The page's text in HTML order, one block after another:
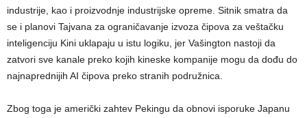
industrije, kao i proizvodnje industrijske opreme. Sitnik smatra da
se i planovi Tajvana za ograničavanje izvoza čipova za veštačku
inteligenciju Kini uklapaju u istu logiku, jer Vašington nastoji da
zatvori sve kanale preko kojih kineske kompanije mogu da dođu do
najnaprednijih AI čipova preko stranih podružnica.
Zbog toga je američki zahtev Pekingu da obnovi isporuke Japanu